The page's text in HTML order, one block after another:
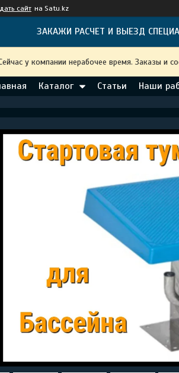
сайт на Satu.kz
ЗАКАЖИ РАСЧЕТ И ВЫЕЗД
у компании нерабочее время. Заказы и
Каталог Статьи Наши